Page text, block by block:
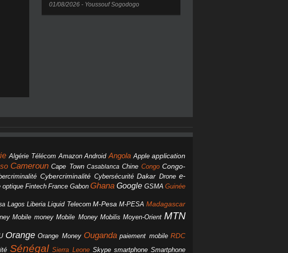
01/08/2026 - Youssouf Sogodogo
Algérie Télécom Amazon Android Angola Apple application
Cameroun Cape Town Casablanca Chine Congo Congo-
Cybercriminalité Cybersécurité Dakar Drone e-
optique Fintech France Gabon Ghana Google GSMA Guinée
Lagos Liberia Liquid Telecom M-Pesa M-PESA Madagascar
Mobile money Mobile Money Mobilis Moyen-Orient MTN
Orange Orange Money Ouganda paiement mobile RDC
Sénégal Sierra Leone Skype smartphone Smartphone